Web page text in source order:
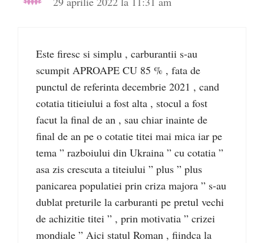
Este firesc si simplu , carburantii s-au
scumpit APROAPE CU 85 % , fata de
punctul de referinta decembrie 2021 , cand
cotatia titieiului a fost alta , stocul a fost
facut la final de an , sau chiar inainte de
final de an pe o cotatie titei mai mica iar pe
tema ” razboiului din Ukraina ” cu cotatia ”
asa zis crescuta a titeiului ” plus ” plus
panicarea populatiei prin criza majora ” s-au
dublat preturile la carburanti pe pretul vechi
de achizitie titei ” , prin motivatia ” crizei
mondiale ” Aici statul Roman , fiindca la